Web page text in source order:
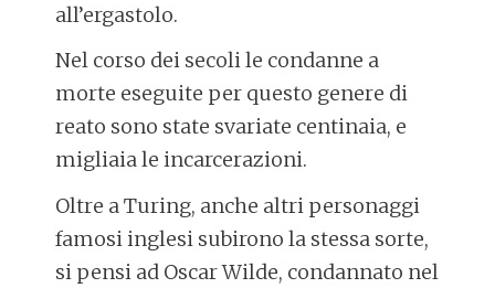
all’ergastolo.
Nel corso dei secoli le condanne a
morte eseguite per questo genere di
reato sono state svariate centinaia, e
migliaia le incarcerazioni.
Oltre a Turing, anche altri personaggi
famosi inglesi subirono la stessa sorte,
si pensi ad Oscar Wilde, condannato nel